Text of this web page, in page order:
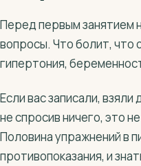
Перед первым занятием
вопросы. Что болит, что
гипертония,
Если вас записали, взяли
не спросив ничего, это
Половина упражнений в
противопоказания, и